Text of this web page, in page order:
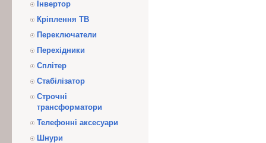
Інвертор
Кріплення ТВ
Переключатели
Перехідники
Сплітер
Стабілізатор
Строчні
трансформатори
Телефонні аксесуари
Шнури